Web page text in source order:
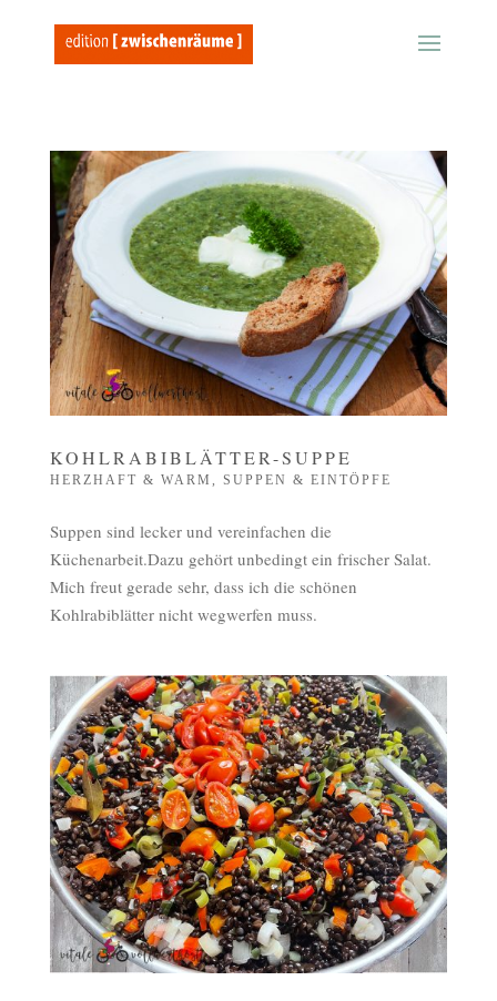
KOHLRABIBLÄTTER-SUPPE
HERZHAFT & WARM , SUPPEN & EINTÖPFE
Suppen sind lecker und vereinfachen die
Küchenarbeit.Dazu gehört unbedingt ein frischer Salat.
Mich freut gerade sehr, dass ich die schönen
Kohlrabiblätter nicht wegwerfen muss.